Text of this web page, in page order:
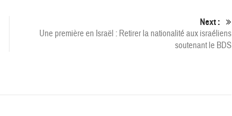
Next :
Une première en Israël : Retirer la nationalité aux israéliens
soutenant le BDS